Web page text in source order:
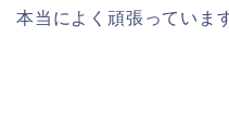
本当によく頑張っていま